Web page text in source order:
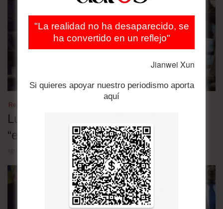
Relaciones bilaterales
Lula desafió a Trump y denunció una
“escalada deliberada” contra Brasil
"La realidad no ha desaparecido, se
ha convertido en un reflejo"
Jianwei Xun
Si quieres apoyar nuestro periodismo aporta
aquí